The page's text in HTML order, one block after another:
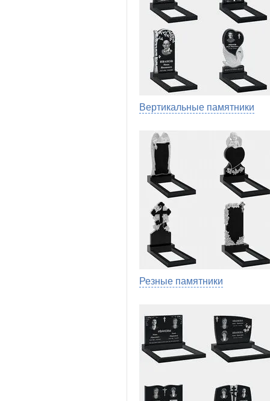
Вертикальные памятники
Резные памятники